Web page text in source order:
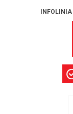
INFOLINIA